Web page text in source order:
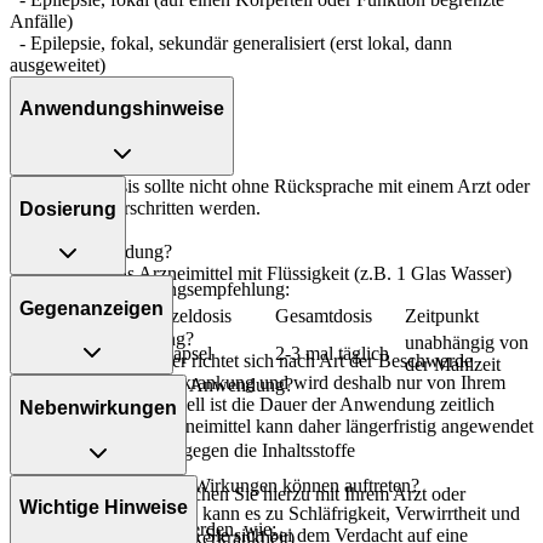
Anfälle)
- Epilepsie, fokal, sekundär generalisiert (erst lokal, dann
ausgeweitet)
Anwendungshinweise
Die Gesamtdosis sollte nicht ohne Rücksprache mit einem Arzt oder
Apotheker überschritten werden.
Art der Anwendung?
Nehmen Sie das Arzneimittel mit Flüssigkeit (z.B. 1 Glas Wasser)
Dauer der Anwendung?
Die Anwendungsdauer richtet sich nach Art der Beschwerde
und/oder Dauer der Erkrankung und wird deshalb nur von Ihrem
Arzt bestimmt. Prinzipiell ist die Dauer der Anwendung zeitlich
nicht begrenzt, das Arzneimittel kann daher längerfristig angewendet
Bei einer Überdosierung kann es zu Schläfrigkeit, Verwirrtheit und
Unruhe kommen. Setzen Sie sich bei dem Verdacht auf eine
Dosierung
Allgemeine Dosierungsempfehlung:
Personenkreis
Einzeldosis Gesamtdosis
Zeitpunkt
Erwachsene
1 Kapsel 2-3 mal täglich
unabhängig von
der Mahlzeit
Gegenanzeigen
Was spricht gegen eine Anwendung?
- Überempfindlichkeit gegen die Inhaltsstoffe
Unter Umständen - sprechen Sie hierzu mit Ihrem Arzt oder
Apotheker:
- Diabetes mellitus (Zuckerkrankheit)
Nebenwirkungen
Welche unerwünschten Wirkungen können auftreten?
- Magen-Darm-Beschwerden, wie:
Wichtige Hinweise